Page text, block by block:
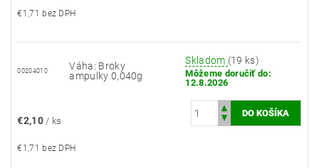
€1,71 bez DPH
00204010
Váha: Broky
ampulky 0,040g
Skladom (19 ks)
Môžeme doručiť do:
12.8.2026
€2,10 / ks
€1,71 bez DPH